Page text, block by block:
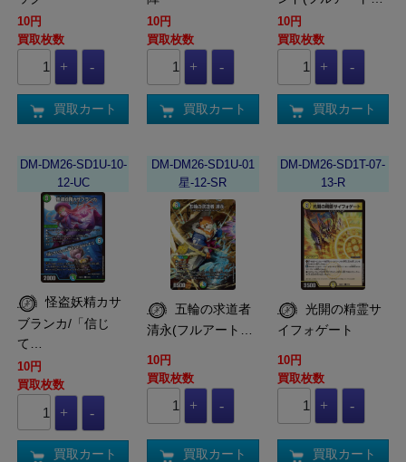
10円
買取枚数
買取カート
10円
買取枚数
買取カート
10円
買取枚数
買取カート
DM-DM26-SD1U-10-
12-UC
怪盗妖精カサ
ブランカ/「信じ
て…
10円
買取枚数
買取カート
DM-DM26-SD1U-01
星-12-SR
清永(フルアート…
10円
買取枚数
買取カート
DM-DM26-SD1T-07-
13-R
イフォゲート
10円
買取枚数
買取カート